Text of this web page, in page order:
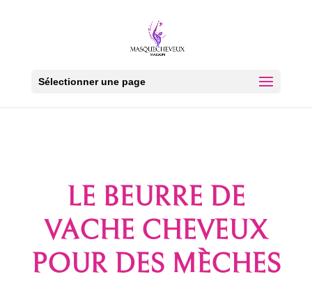
Sélectionner une page
LE BEURRE DE
VACHE CHEVEUX
POUR DES MÈCHES